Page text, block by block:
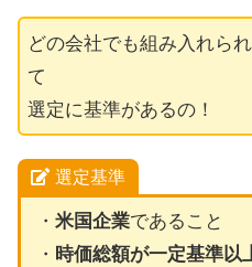
どの会社でも組み入れら
て
選定に基準があるの！
選定基準
・ 米国企業であること
・ 時価総額が一定基準以